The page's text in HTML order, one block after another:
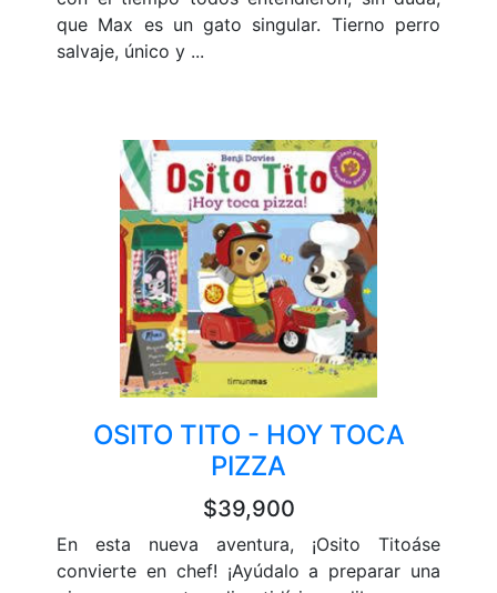
que Max es un gato singular. Tierno perro
salvaje, único y ...
OSITO TITO - HOY TOCA
PIZZA
$39,900
En esta nueva aventura, ¡Osito Titoáse
convierte en chef! ¡Ayúdalo a preparar una